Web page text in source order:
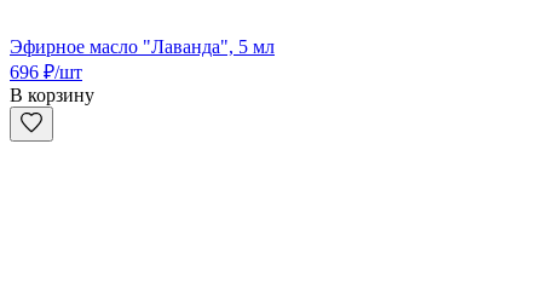
Эфирное масло "Лаванда", 5 мл
696 ₽/шт
В корзину